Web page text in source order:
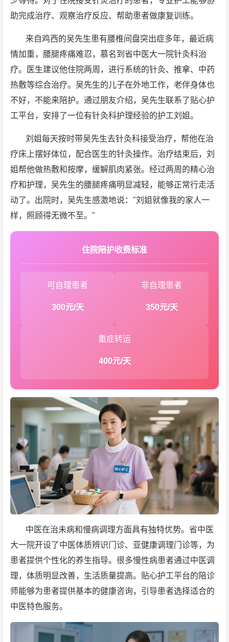
助完成治疗、观察治疗反应、帮助患者做康复训练。
来自鸡西的吴先生患有腰椎间盘突出症多年，最近病
情加重，腰腿疼痛难忍，慕名到省中医大一院针灸科治
疗。医生建议他住院两周，进行系统的针灸、推拿、中药
热敷等综合治疗。吴先生的儿子在外地工作，老伴身体也
不好，不能来陪护。通过朋友介绍，吴先生联系了贴心护
工平台，安排了一位有针灸科护理经验的护工刘姐。
刘姐每天按时带吴先生去针灸科接受治疗，帮他在治
疗床上摆好体位，配合医生的针灸操作。治疗结束后，刘
姐帮他做热敷和按摩，缓解肌肉紧张。经过两周的精心治
疗和护理，吴先生的腰腿疼痛明显减轻，能够正常行走活
动了。出院时，吴先生感激地说："刘姐就像我的家人一
样，照顾得无微不至。"
住院陪护收费标准
可自理患者
300元/天
非自理患者
350元/天
重症转运
400元/天
中医在治未病和慢病调理方面具有独特优势。省中医
大一院开设了中医体质辨识门诊、亚健康调理门诊等，为
患者提供个性化的养生指导。很多慢性病患者通过中医调
理，体质明显改善，生活质量提高。贴心护工平台的陪诊
师能够为患者提供基本的健康咨询，引导患者选择适合的
中医特色服务。